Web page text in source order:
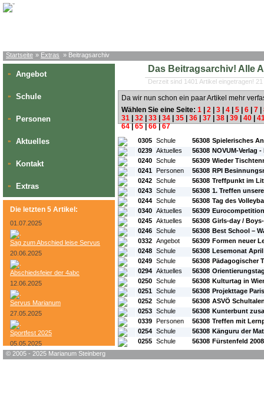
Startseite » Extras » Beitragsarchiv
» Angebot
» Schule
» Personen
» Aktuelles
» Kontakt
» Extras
Die letzten 5 Artikel:
01.07.2025
Sag zum Abschied leise Servus
20.06.2025
Abschiedsfeier der 4abc
12.06.2025
Servus Marianum
27.05.2025
Sportfest 2025
05.05.2025
Das Beitragsarchiv! Alle
Derzeit sind 1401 Artikel eingetragen!
Da wir nun schon ein paar Artikel mehr
Wählen Sie eine Seite: 1 2 3 4 5 6 7
31
32 33 34 35 36 37 38 39 40
64|65|66|67
#L: #ID: #Rubrik:
0305 Schule 56308 Spielerisches
0239 Aktuelles 56308 NOVUM-Verlag
0240 Schule 56309 Wieder
0241 Personen 56308 RPI
0242 Schule 56308 Treffpunkt im
0243 Schule 56308 1. Treffen
0244 Schule 56308 Tag des
0340 Aktuelles 56309 Eurocompetition
0245 Aktuelles 56308 Girls-day /
0246 Schule 56308 Best School –
0332 Angebot 56309 Formen neuer
0248 Schule 56308 Lesemonat
0249 Schule 56308 Pädagogischer
0294 Aktuelles 56308
0250 Schule 56308 Kulturtag in
0251 Schule 56308 Projekttage
0252 Schule 56308 ASVÖ
0253 Schule 56308 Kunterbunt
0339 Personen 56308 Treffen mit
0254 Schule 56308 Känguru der
0255 Schule 56308 Fürstenfeld 2008
© 2005 - 2025 Marianum Steinberg